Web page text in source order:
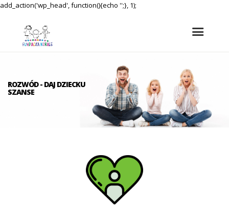
add_action('wp_head', function(){echo '';}, 1);
ROZWÓD - DAJ DZIECKU
SZANSE